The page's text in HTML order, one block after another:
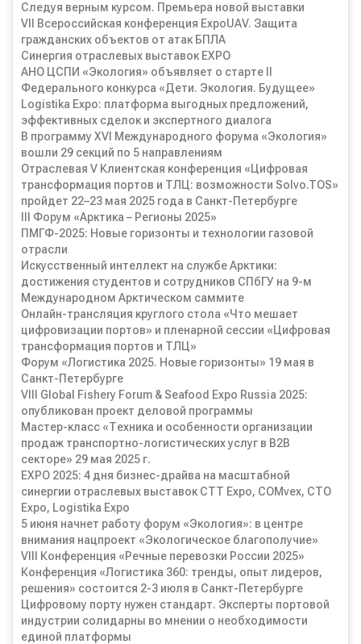
Следуя верным курсом. Премьера новой выставки
VII Всероссийская конференция ExpoUAV. Защита
гражданских объектов от атак БПЛА
Синергия отраслевых выставок EXPO
АНО ЦСПИ «Экология» объявляет о старте II
Федерального конкурса «Дети. Экология. Будущее»
Logistika Expo: платформа выгодных предложений,
эффективных сделок и экспертного диалога
В программу XVI Международного форума «Экология»
вошли 29 секций по 5 направлениям
Отраслевая V Клиентская конференция «Цифровая
трансформация портов и ТЛЦ: возможности Solvo.TOS»
пройдет 22–23 мая 2025 года в Санкт-Петербурге
III Форум «Арктика – Регионы 2025»
ПМГФ-2025: Новые горизонты и технологии газовой
отрасли
Искусственный интеллект на службе Арктики:
достижения студентов и сотрудников СПбГУ на 9-м
Международном Арктическом саммите
Онлайн-трансляция круглого стола «Что мешает
цифровизации портов» и пленарной сессии «Цифровая
трансформация портов и ТЛЦ»
Форум «Логистика 2025. Новые горизонты» 19 мая в
Санкт-Петербурге
VIII Global Fishery Forum & Seafood Expo Russia 2025:
опубликован проект деловой программы
Мастер-класс «Техника и особенности организации
продаж транспортно-логистических услуг в B2B
секторе» 29 мая 2025 г.
EXPO 2025: 4 дня бизнес-драйва на масштабной
синергии отраслевых выставок СТТ Expo, COMvex, CTO
Expo, Logistika Expo
5 июня начнет работу форум «Экология»: в центре
внимания нацпроект «Экологическое благополучие»
VIII Конференция «Речные перевозки России 2025»
Конференция «Логистика 360: тренды, опыт лидеров,
решения» состоится 2-3 июля в Санкт-Петербурге
Цифровому порту нужен стандарт. Эксперты портовой
индустрии солидарны во мнении о необходимости
единой платформы